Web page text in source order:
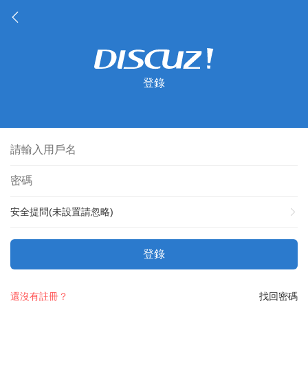
登錄
安全提問(未設置請忽略)
登錄
找回密碼
還沒有註冊？